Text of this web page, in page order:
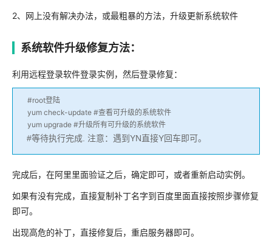
2、网上没有解决办法，或最粗暴的方法，升级更新系统软件
系统软件升级修复方法：
利用远程登录软件登录实例，然后登录修复：
#root登陆
yum check-update #查看可升级的系统软件
yum upgrade #升级所有可升级的系统软件
#等待执行完成. 注意：遇到YN直接Y回车即可。
完成后，在阿里里面验证之后，确定即可，或者重新启动实例。
如果有没有完成，直接复制补丁名字到百度里面直接按照步骤修复
即可。
出现高危的补丁，直接修复后，重启服务器即可。